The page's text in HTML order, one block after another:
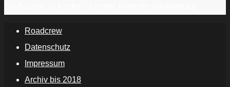
Roadcrew
Datenschutz
Impressum
Archiv bis 2018